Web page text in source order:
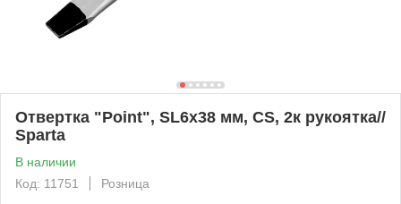
Отвертка "Point", SL6х38 мм, CS, 2к рукоятка//
Sparta
В наличии
Код: 11751
Розница